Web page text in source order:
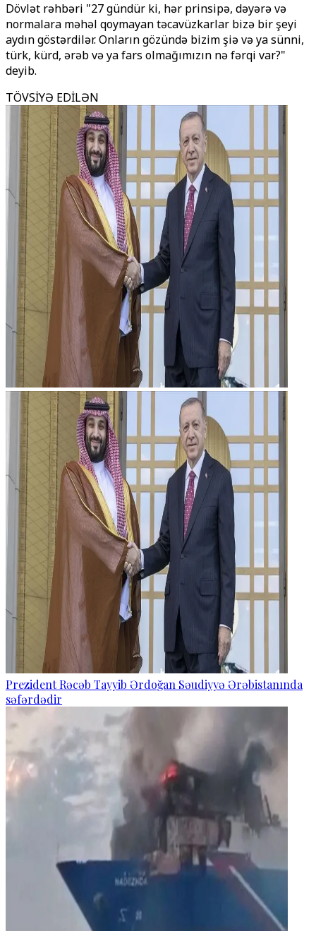
Dövlət rəhbəri "27 gündür ki, hər prinsipə, dəyərə və
normalara məhəl qoymayan təcavüzkarlar bizə bir şeyi
aydın göstərdilər. Onların gözündə bizim şiə və ya sünni,
türk, kürd, ərəb və ya fars olmağımızın nə fərqi var?"
deyib.
TÖVSİYƏ EDİLƏN
Prezident Rəcəb Tayyib Ərdoğan Səudiyyə Ərəbistanında
səfərdədir